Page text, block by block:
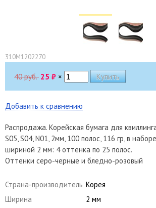
310M1202270
40 руб. 25 ₽ ×
Добавить к сравнению
Распродажа. Корейская бумага для
S05, S04, N01, 2мм, 100 полос, 116 гр, в
шириной 2 мм: 4 оттенка по 25 полос.
Оттенки серо-черные и бледно-розовый
Страна-производитель Корея
Ширина
2 мм